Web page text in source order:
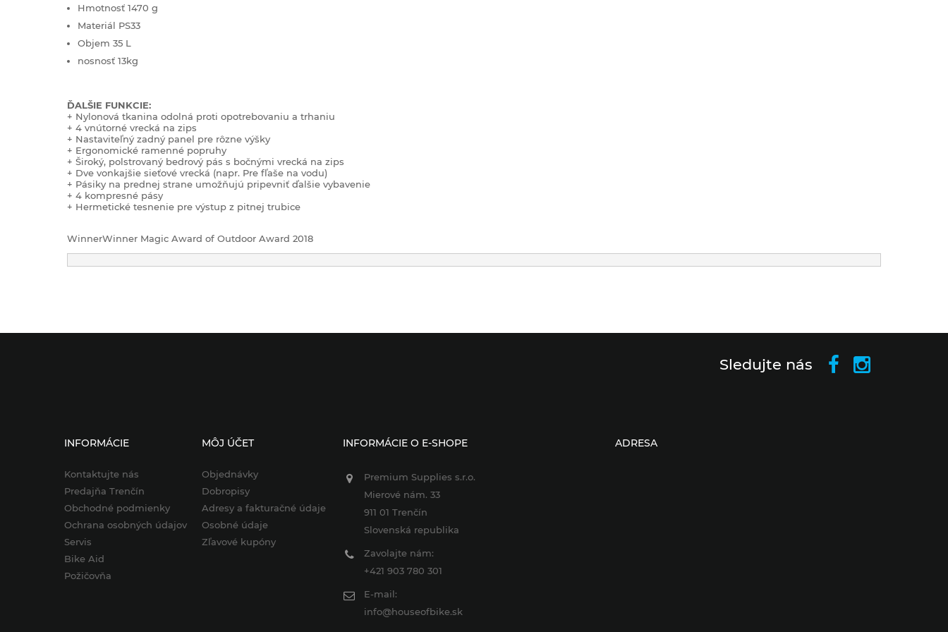
Hmotnosť 1470 g
Materiál PS33
Objem 35 L
nosnosť 13kg
ĎALŠIE FUNKCIE:
+ Nylonová tkanina odolná proti opotrebovaniu a trhaniu
+ 4 vnútorné vrecká na zips
+ Nastaviteľný zadný panel pre rôzne výšky
+ Ergonomické ramenné popruhy
+ Široký, polstrovaný bedrový pás s bočnými vrecká na zips
+ Dve vonkajšie sieťové vrecká (napr. Pre fľaše na vodu)
+ Pásiky na prednej strane umožňujú pripevniť ďalšie vybavenie
+ 4 kompresné pásy
+ Hermetické tesnenie pre výstup z pitnej trubice
WinnerWinner Magic Award of Outdoor Award 2018
Sledujte nás
INFORMÁCIE
Kontaktujte nás
Predajňa Trenčín
Obchodné podmienky
Ochrana osobných údajov
Servis
Bike Aid
Požičovňa
MÔJ ÚČET
Objednávky
Dobropisy
Adresy a fakturačné údaje
Osobné údaje
Zľavové kupóny
INFORMÁCIE O E-SHOPE
Premium Supplies s.r.o.
Mierové nám. 33
911 01 Trenčín
Slovenská republika
Zavolajte nám:
+421 903 780 301
E-mail:
info@houseofbike.sk
ADRESA